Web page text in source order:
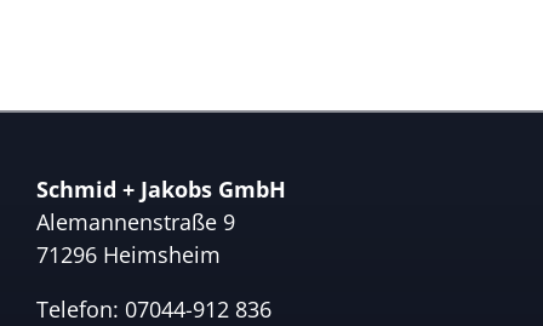
Schmid + Jakobs GmbH
Alemannenstraße 9
71296 Heimsheim
Telefon: 07044-912 836